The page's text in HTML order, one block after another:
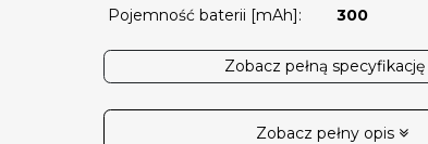
Pojemność baterii [mAh]: 300
Zobacz pełną specyfikację
Zobacz pełny opis